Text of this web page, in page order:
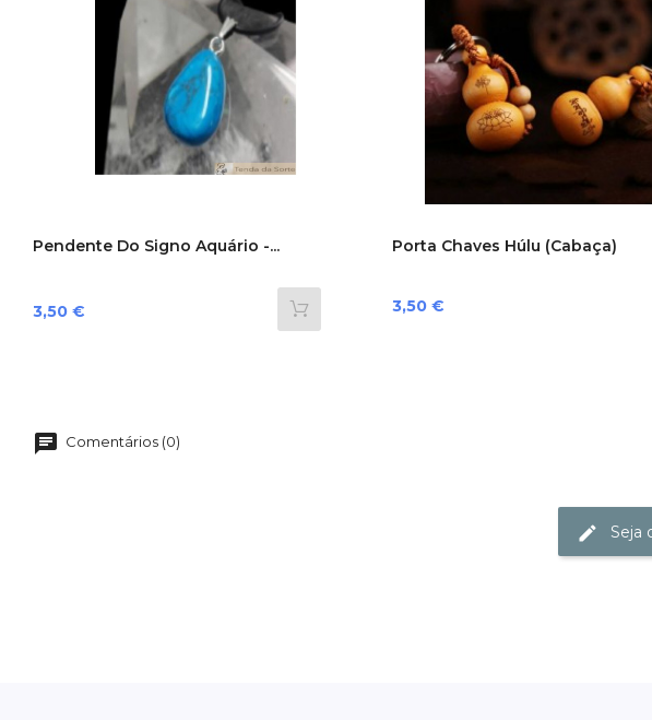
Pendente Do Signo Aquário -...
Preço
3,50 €
Porta Chaves Húlu (cabaça)
Preço
3,50 €
Comentários (0)
Seja